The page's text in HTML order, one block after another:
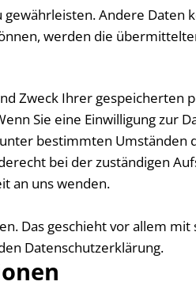
Andere
werden die
Zweck Ihrer gespeicherten
Sie eine Einwilligung zur
bestimmten Umständen
bei der zuständigen
an uns wenden.
Das geschieht vor allem
Datenschutzerklärung.